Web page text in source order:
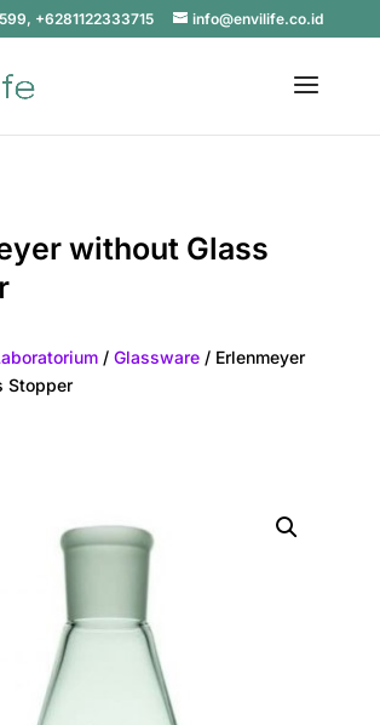
+6281122333715 info@envilife.co.id
without Glass
/ Glassware/ Erlenmeyer
Stopper